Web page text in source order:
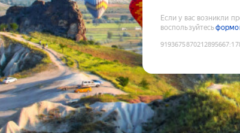
Если у вас возникли
воспользуйтесь
9193675870212895667: